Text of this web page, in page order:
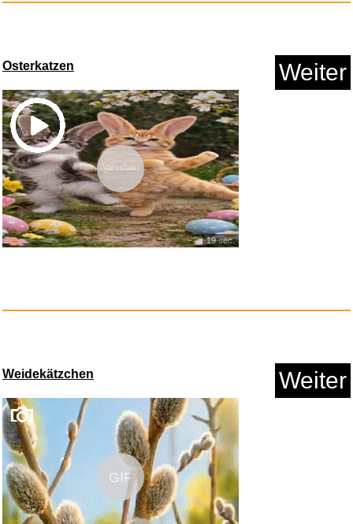
Osterkatzen Weiter
Vorschau
19 sec.
Weidekätzchen Weiter
GIF